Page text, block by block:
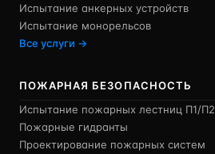
Испытание анкерных устройств
Испытание монорельсов
Все услуги →
ПОЖАРНАЯ БЕЗОПАСНОСТЬ
Испытание пожарных лестниц П1/П2
Пожарные гидранты
Проектирование пожарных систем